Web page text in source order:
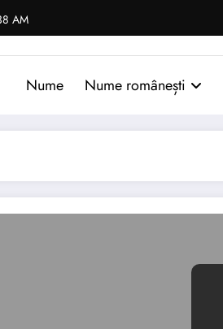
AM
Nume Nume românești